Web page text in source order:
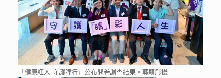
「健康紅人 守護瞳行」公布問卷調查結果。郭穎彤攝